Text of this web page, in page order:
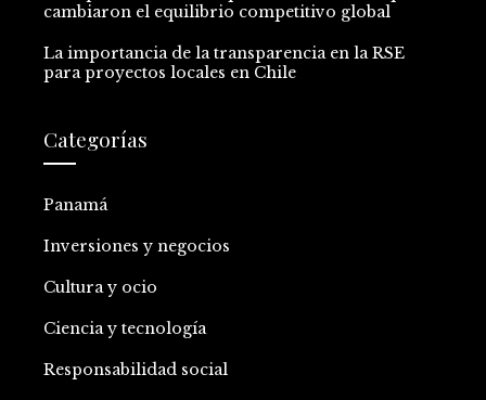
cambiaron el equilibrio competitivo global
La importancia de la transparencia en la RSE
para proyectos locales en Chile
Categorías
Panamá
Inversiones y negocios
Cultura y ocio
Ciencia y tecnología
Responsabilidad social